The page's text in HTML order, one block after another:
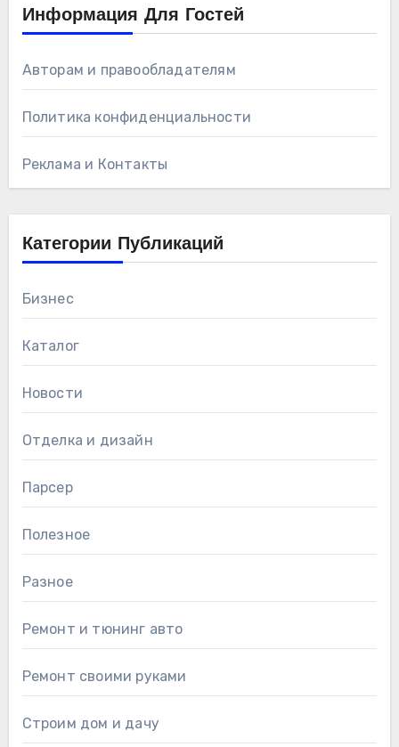
Информация Для Гостей
Авторам и правообладателям
Политика конфиденциальности
Реклама и Контакты
Категории Публикаций
Бизнес
Каталог
Новости
Отделка и дизайн
Парсер
Полезное
Разное
Ремонт и тюнинг авто
Ремонт своими руками
Строим дом и дачу